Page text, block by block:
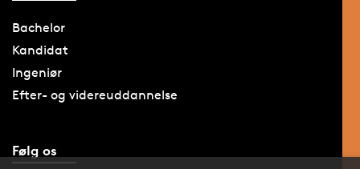
Bachelor
Kandidat
Ingeniør
Efter- og videreuddannelse
Følg os